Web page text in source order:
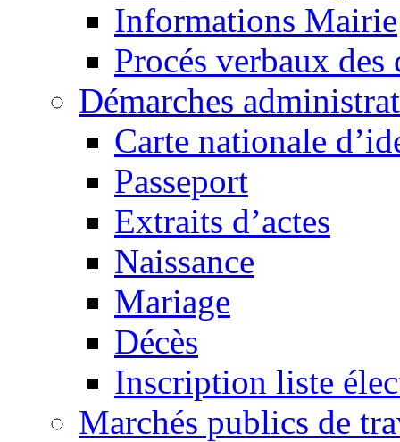
Informations Mairie
Procés verbaux
Démarches
Carte nationale
Passeport
Extraits d’actes
Naissance
Mariage
Décès
Inscription liste
Marchés publics de